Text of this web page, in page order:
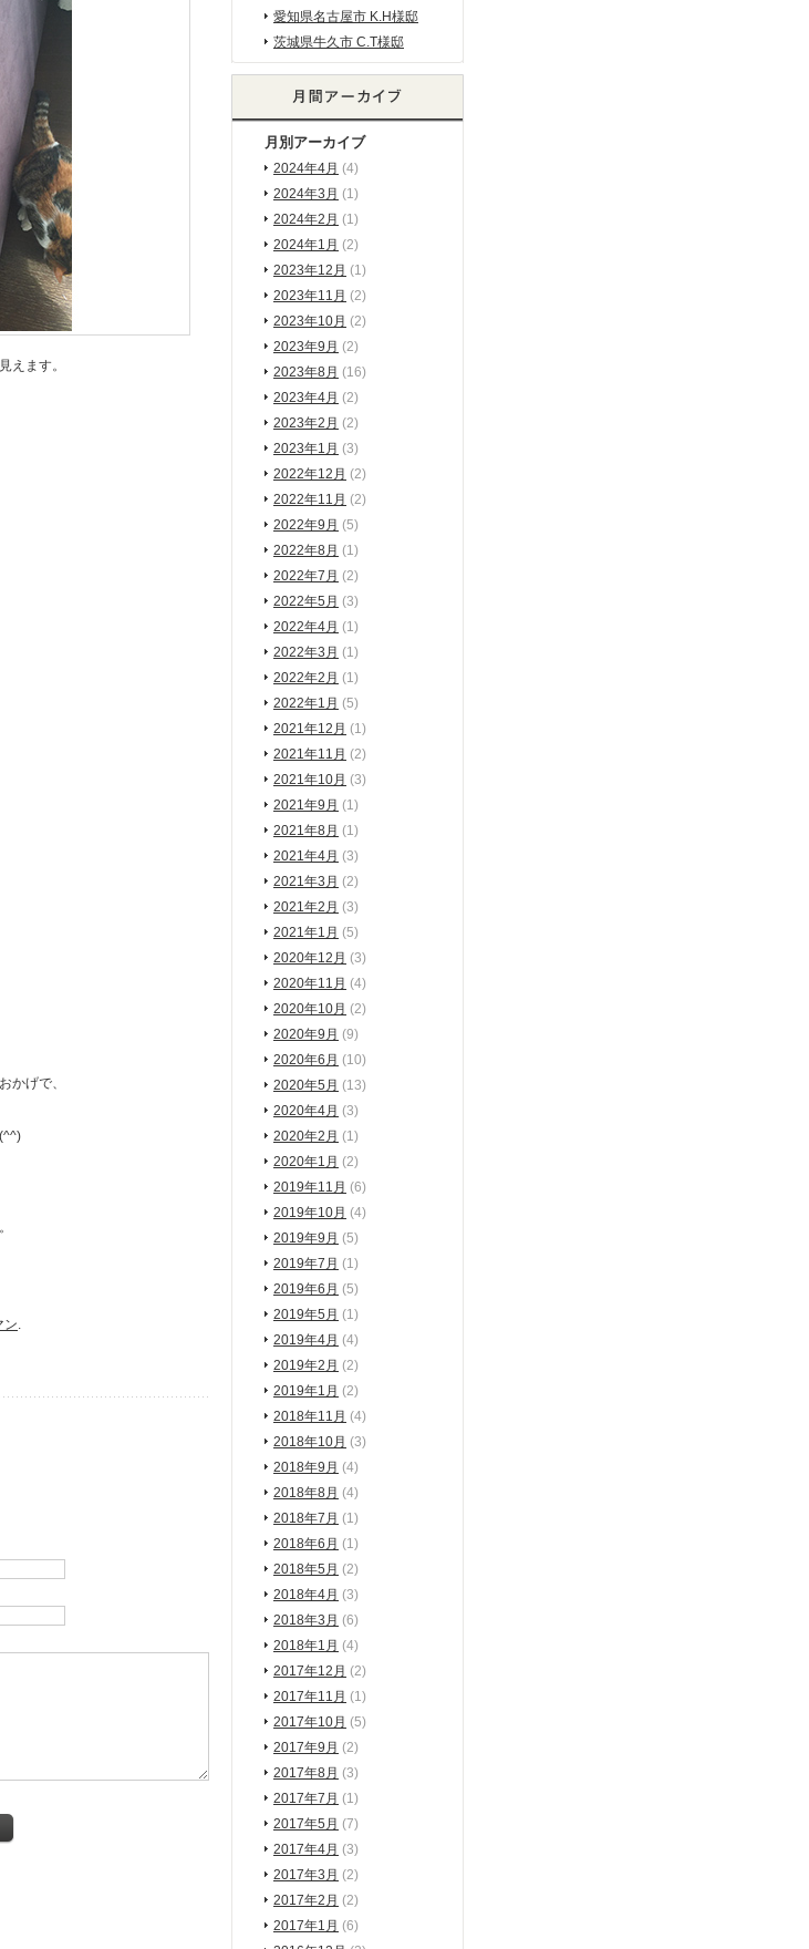
えます。
かげで、
ン.
愛知県名古屋市 K.H様邸
茨城県牛久市 C.T様邸
月別アーカイブ
2024年4月 (4)
2024年3月 (1)
2024年2月 (1)
2024年1月 (2)
2023年12月 (1)
2023年11月 (2)
2023年10月 (2)
2023年9月 (2)
2023年8月 (16)
2023年4月 (2)
2023年2月 (2)
2023年1月 (3)
2022年12月 (2)
2022年11月 (2)
2022年9月 (5)
2022年8月 (1)
2022年7月 (2)
2022年5月 (3)
2022年4月 (1)
2022年3月 (1)
2022年2月 (1)
2022年1月 (5)
2021年12月 (1)
2021年11月 (2)
2021年10月 (3)
2021年9月 (1)
2021年8月 (1)
2021年4月 (3)
2021年3月 (2)
2021年2月 (3)
2021年1月 (5)
2020年12月 (3)
2020年11月 (4)
2020年10月 (2)
2020年9月 (9)
2020年6月 (10)
2020年5月 (13)
2020年4月 (3)
2020年2月 (1)
2020年1月 (2)
2019年11月 (6)
2019年10月 (4)
2019年9月 (5)
2019年7月 (1)
2019年6月 (5)
2019年5月 (1)
2019年4月 (4)
2019年2月 (2)
2019年1月 (2)
2018年11月 (4)
2018年10月 (3)
2018年9月 (4)
2018年8月 (4)
2018年7月 (1)
2018年6月 (1)
2018年5月 (2)
2018年4月 (3)
2018年3月 (6)
2018年1月 (4)
2017年12月 (2)
2017年11月 (1)
2017年10月 (5)
2017年9月 (2)
2017年8月 (3)
2017年7月 (1)
2017年5月 (7)
2017年4月 (3)
2017年3月 (2)
2017年2月 (2)
2017年1月 (6)